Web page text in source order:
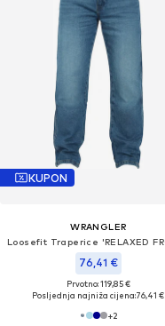
KUPON
WRANGLER
76,41 €
Prvotno: 119,85 €
Posljednja najniža cijena:76,41 €
+2